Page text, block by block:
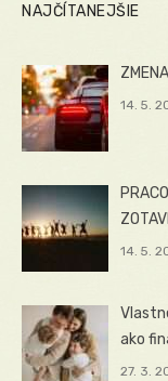
NAJČÍTANEJŠIE
14. 5.
14. 5.
ako
27. 3.